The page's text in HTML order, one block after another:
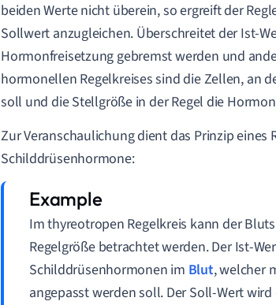
beiden Werte nicht überein, so ergreift der
Sollwert anzugleichen. Überschreitet der Ist-
Hormonfreisetzung gebremst werden und
hormonellen Regelkreises sind die Zellen, an
soll und die Stellgröße in der Regel die
Zur Veranschaulichung dient das Prinzip eines
Schilddrüsenhormone:
Im thyreotropen Regelkreis kann der
Regelgröße betrachtet werden. Der Ist-
Schilddrüsenhormonen im Blut, welcher
angepasst werden soll. Der Soll-Wert